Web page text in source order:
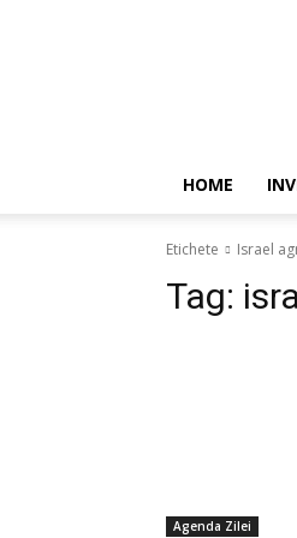
HOME
Etichete Israel
Tag:
Agenda Zilei